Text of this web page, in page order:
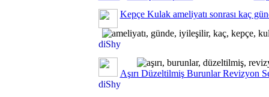
Kepçe Kulak ameliyatı sonrası kaç
diShy
Aşırı Düzeltilmiş Burunlar Revizyon
diShy